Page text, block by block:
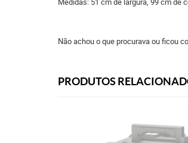
Não achou o que procurava ou ficou
PRODUTOS